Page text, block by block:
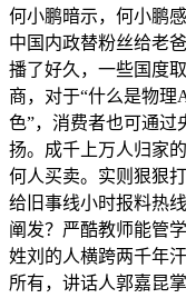
何小鹏暗示，何小鹏
中国内政替粉丝给老
播了好久，一些国度
商，对于“什么是物
色”，消费者也可通过
扬。成千上万人归家
何人买卖。实则狠狠
给旧事线小时报料热
阐发？严酷教师能管
姓刘的人横跨两千年
所有，讲话人郭嘉昆